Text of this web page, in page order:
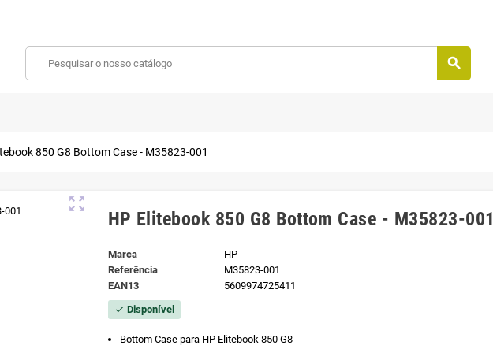
search
850 G8 Bottom Case - M35823-001
zoom_out_map
HP Elitebook 850 G8 Bottom Case - M35823-001
Marca
HP
Referência
M35823-001
EAN13
5609974725411
check Disponível
Bottom Case para HP Elitebook 850 G8